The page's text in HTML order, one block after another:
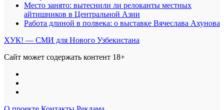
Место занято: вытеснили ли релоканты местных
айтишников в Центральной Азии
Работа длиной в полвека: о выставке Вячеслава Ахунова
ХУК! — СМИ для Нового Узбекистана
Сайт может содержать контент 18+